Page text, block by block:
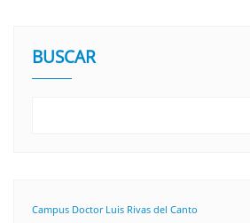
BUSCAR
Campus Doctor Luis Rivas del Canto